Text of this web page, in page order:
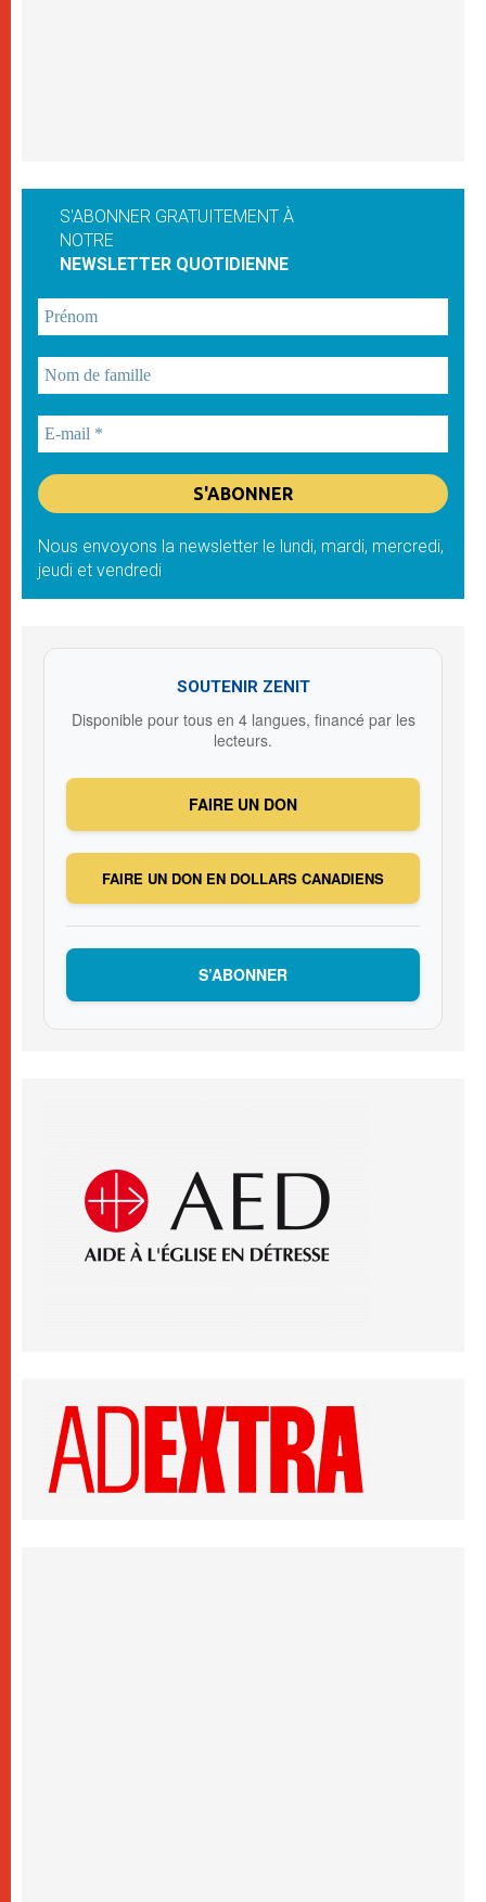
S'ABONNER GRATUITEMENT À
NOTRE
NEWSLETTER QUOTIDIENNE
Nous envoyons la newsletter le lundi, mardi, mercredi,
jeudi et vendredi
SOUTENIR ZENIT
Disponible pour tous en 4 langues, financé par les
lecteurs.
FAIRE UN DON
FAIRE UN DON EN DOLLARS CANADIENS
S’ABONNER